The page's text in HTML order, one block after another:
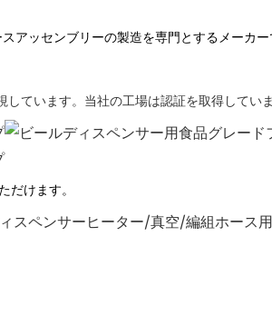
アッセンブリーの製造を専門とするメーカ
ています。当社の工場は認証を取得していま
だけます。